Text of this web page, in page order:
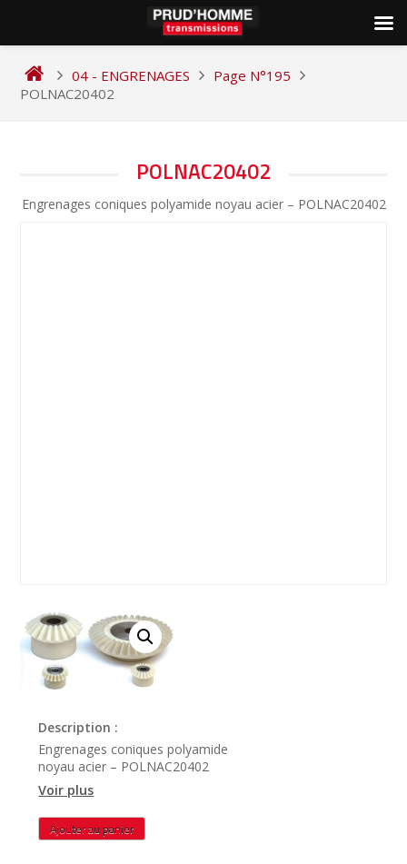
content
04 - ENGRENAGES
Page N°195
POLNAC20402
POLNAC20402
Engrenages coniques polyamide noyau acier – POLNAC20402
Description :
Engrenages coniques polyamide
noyau acier – POLNAC20402
Voir plus
quantité
de
Ajouter au panier
DE